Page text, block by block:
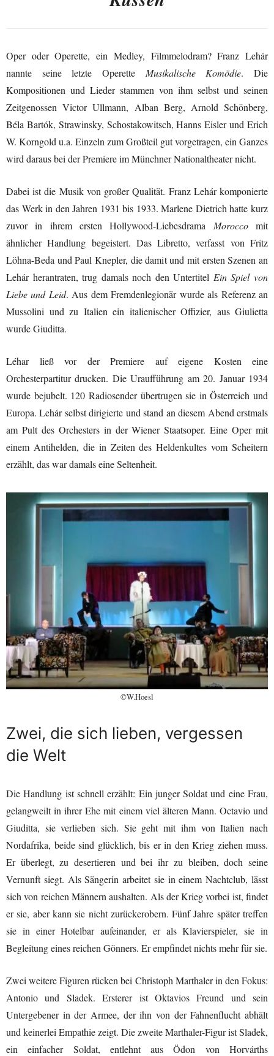
Oper oder Operette, ein Medley, Filmmelodram? Franz Lehár
nannte seine letzte Operette Musikalische Komödie. Die
Kompositionen und Lieder stammen von ihm selbst und seinen
Zeitgenossen Victor Ullmann, Alban Berg, Arnold Schönberg,
Béla Bartók, Strawinsky, Schostakowitsch, Hanns Eisler und Erich
W. Korngold u.a. Einzeln zum Großteil gut vorgetragen, ein Ganzes
wird daraus bei der Premiere im Münchner Nationaltheater nicht.
Dabei ist die Musik von großer Qualität. Franz Lehár komponierte
das Werk in den Jahren 1931 bis 1933. Marlene Dietrich hatte kurz
zuvor in ihrem ersten Hollywood-Liebesdrama Moroccomit
ähnlicher Handlung begeistert. Das Libretto, verfasst von Fritz
Löhna-Beda und Paul Knepler, die damit und mit ersten Szenen an
Lehár herantraten, trug damals noch den Untertitel Ein Spiel von
Liebe und Leid. Aus dem Fremdenlegionär wurde als Referenz an
Mussolini und zu Italien ein italienischer Offizier, aus Giulietta
wurde Giuditta.
Léhar ließ vor der Premiere auf eigene Kosten eine
Orchesterpartitur drucken. Die Uraufführung am 20. Januar 1934
wurde bejubelt. 120 Radiosender übertrugen sie in Österreich und
Europa. Lehár selbst dirigierte und stand an diesem Abend erstmals
am Pult des Orchesters in der Wiener Staatsoper. Eine Oper mit
einem Antihelden, die in Zeiten des Heldenkultes vom Scheitern
erzählt, das war damals eine Seltenheit.
©W.Hoesl
Zwei, die sich lieben, vergessen
die Welt
Die Handlung ist schnell erzählt: Ein junger Soldat und eine Frau,
gelangweilt in ihrer Ehe mit einem viel älteren Mann. Octavio und
Giuditta, sie verlieben sich. Sie geht mit ihm von Italien nach
Nordafrika, beide sind glücklich, bis er in den Krieg ziehen muss.
Er überlegt, zu desertieren und bei ihr zu bleiben, doch seine
Vernunft siegt. Als Sängerin arbeitet sie in einem Nachtclub, lässt
sich von reichen Männern aushalten. Als der Krieg vorbei ist, findet
er sie, aber kann sie nicht zurückerobern. Fünf Jahre später treffen
sie in einer Hotelbar aufeinander, er als Klavierspieler, sie in
Begleitung eines reichen Gönners. Er empfindet nichts mehr für sie.
Zwei weitere Figuren rücken bei Christoph Marthaler in den Fokus:
Antonio und Sladek. Ersterer ist Oktavios Freund und sein
Untergebener in der Armee, der ihn von der Fahnenflucht abhält
und keinerlei Empathie zeigt. Die zweite Marthaler-Figur ist Sladek,
ein einfacher Soldat, entlehnt aus Ödon von Horvárths